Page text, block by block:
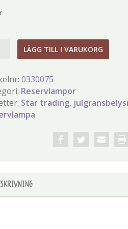
LÄGG TILL I VARUKORG
0330075
Reservlampor
Star trading,